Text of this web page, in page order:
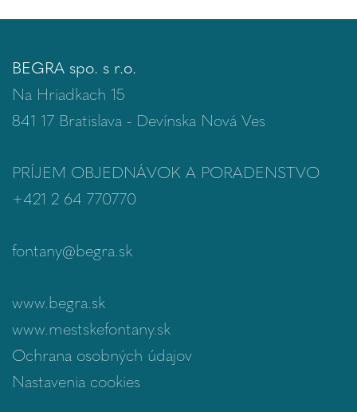
BEGRA spo. s r.o.
Na Hriadkach 15
841 17 Bratislava - Devínska Nová Ves
PRÍJEM OBJEDNÁVOK A PORADENSTVO
+421 2 64 770770
fontany@begra.sk
www.begra.sk
www.mestskefontany.sk
Ochrana osobných údajov
Nastavenia cookies